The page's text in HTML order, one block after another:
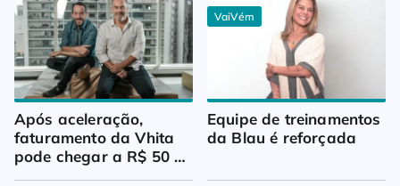
Após aceleração,
faturamento da Vhita
pode chegar a R$ 50
milhões
VaiVém
Equipe de treinamentos
da Blau é reforçada